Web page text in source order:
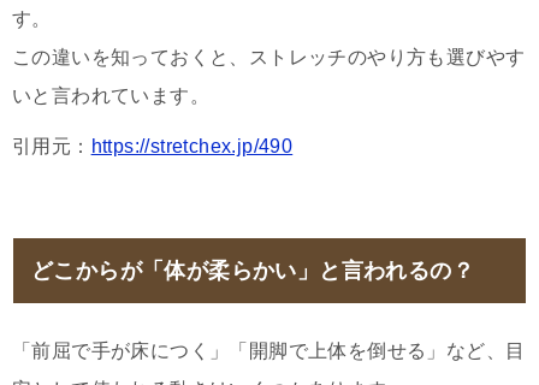
す。
この違いを知っておくと、ストレッチのやり方も選びやす
いと言われています。
引用元： https://stretchex.jp/490
どこからが「体が柔らかい」と言われるの？
「前屈で手が床につく」「開脚で上体を倒せる」など、目